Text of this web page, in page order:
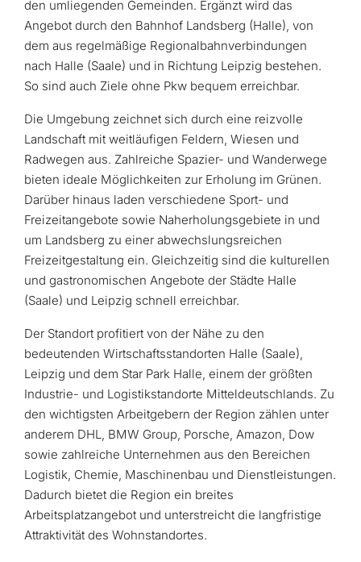
den umliegenden Gemeinden. Ergänzt wird das
Angebot durch den Bahnhof Landsberg (Halle), von
dem aus regelmäßige Regionalbahnverbindungen
nach Halle (Saale) und in Richtung Leipzig bestehen.
So sind auch Ziele ohne Pkw bequem erreichbar.
Die Umgebung zeichnet sich durch eine reizvolle
Landschaft mit weitläufigen Feldern, Wiesen und
Radwegen aus. Zahlreiche Spazier- und Wanderwege
bieten ideale Möglichkeiten zur Erholung im Grünen.
Darüber hinaus laden verschiedene Sport- und
Freizeitangebote sowie Naherholungsgebiete in und
um Landsberg zu einer abwechslungsreichen
Freizeitgestaltung ein. Gleichzeitig sind die kulturellen
und gastronomischen Angebote der Städte Halle
(Saale) und Leipzig schnell erreichbar.
Der Standort profitiert von der Nähe zu den
bedeutenden Wirtschaftsstandorten Halle (Saale),
Leipzig und dem Star Park Halle, einem der größten
Industrie- und Logistikstandorte Mitteldeutschlands. Zu
den wichtigsten Arbeitgebern der Region zählen unter
anderem DHL, BMW Group, Porsche, Amazon, Dow
sowie zahlreiche Unternehmen aus den Bereichen
Logistik, Chemie, Maschinenbau und Dienstleistungen.
Dadurch bietet die Region ein breites
Arbeitsplatzangebot und unterstreicht die langfristige
Attraktivität des Wohnstandortes.